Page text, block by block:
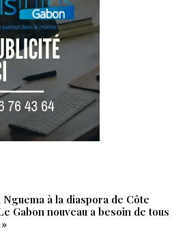
à la diaspora de Côte
Gabon nouveau a besoin de tous